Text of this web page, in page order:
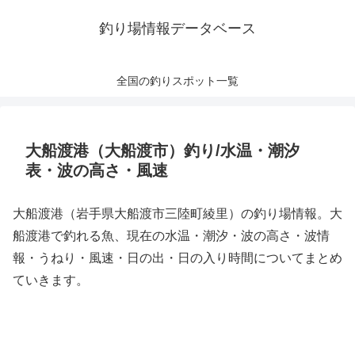
釣り場情報データベース
全国の釣りスポット一覧
大船渡港（大船渡市）釣り/水温・潮汐
表・波の高さ・風速
大船渡港（岩手県大船渡市三陸町綾里）の釣り場情報。大
船渡港で釣れる魚、現在の水温・潮汐・波の高さ・波情
報・うねり・風速・日の出・日の入り時間についてまとめ
ていきます。